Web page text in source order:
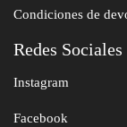
Condiciones de
Redes Sociales
Instagram
Facebook